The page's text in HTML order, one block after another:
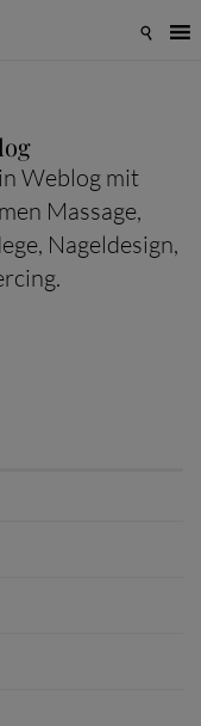

Weblog mit
Massage,
Nageldesign,